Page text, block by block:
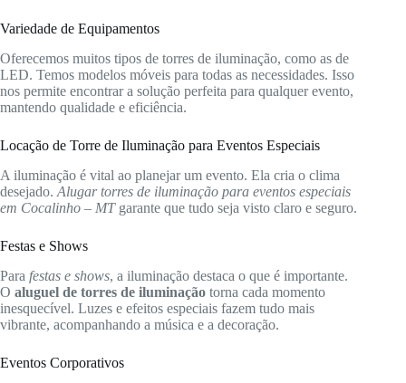
Variedade de Equipamentos
Oferecemos muitos tipos de torres de iluminação, como as de
LED. Temos modelos móveis para todas as necessidades. Isso
nos permite encontrar a solução perfeita para qualquer evento,
mantendo qualidade e eficiência.
Locação de Torre de Iluminação para Eventos Especiais
A iluminação é vital ao planejar um evento. Ela cria o clima
desejado. Alugar torres de iluminação para eventos especiais
em Cocalinho – MTgarante que tudo seja visto claro e seguro.
Festas e Shows
Para festas e shows, a iluminação destaca o que é importante.
O aluguel de torres de iluminação torna cada momento
inesquecível. Luzes e efeitos especiais fazem tudo mais
vibrante, acompanhando a música e a decoração.
Eventos Corporativos